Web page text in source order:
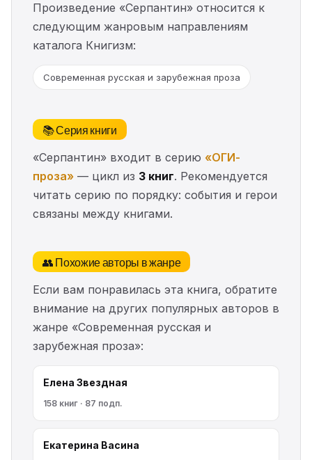
Произведение «Серпантин» относится к
следующим жанровым направлениям
каталога Книгизм:
Современная русская и зарубежная проза
📚 Серия книги
«Серпантин» входит в серию «ОГИ-
проза» — цикл из 3 книг. Рекомендуется
читать серию по порядку: события и герои
связаны между книгами.
👥 Похожие авторы в жанре
Если вам понравилась эта книга, обратите
внимание на других популярных авторов в
жанре «Современная русская и
зарубежная проза»:
Елена Звездная
158 книг · 87 подп.
Екатерина Васина